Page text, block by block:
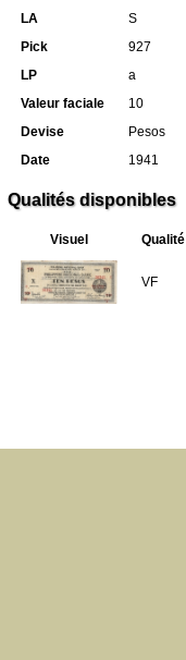
LA
S
Pick
927
LP
a
Valeur faciale
10
Devise
Pesos
Date
1941
Qualités disponibles
Visuel Qualité
VF